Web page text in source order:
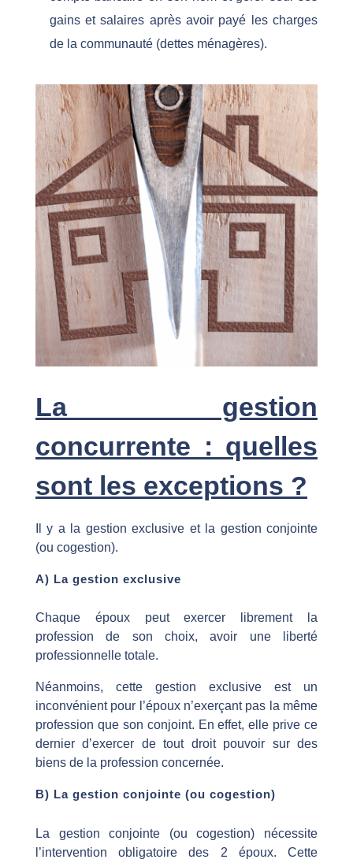
gains et salaires après avoir payé les charges
de la communauté (dettes ménagères).
La gestion
concurrente : quelles
sont les exceptions ?
Il y a la gestion exclusive et la gestion conjointe
(ou cogestion).
A) La gestion exclusive
Chaque époux peut exercer librement la
profession de son choix, avoir une liberté
professionnelle totale.
Néanmoins, cette gestion exclusive est un
inconvénient pour l’époux n’exerçant pas la même
profession que son conjoint. En effet, elle prive ce
dernier d’exercer de tout droit pouvoir sur des
biens de la profession concernée.
B) La gestion conjointe (ou cogestion)
La gestion conjointe (ou cogestion) nécessite
l’intervention obligatoire des 2 époux. Cette